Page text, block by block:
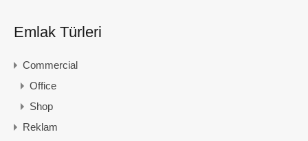
Emlak Türleri
Commercial
Office
Shop
Reklam